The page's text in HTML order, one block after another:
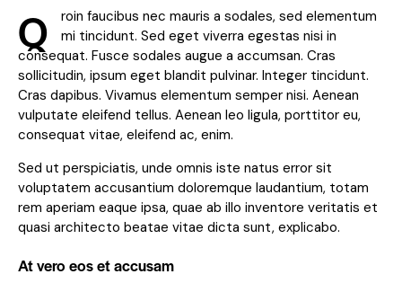
Q
roin faucibus nec mauris a sodales, sed elementum
mi tincidunt. Sed eget viverra egestas nisi in
consequat. Fusce sodales augue a accumsan. Cras
sollicitudin, ipsum eget blandit pulvinar. Integer tincidunt.
Cras dapibus. Vivamus elementum semper nisi. Aenean
vulputate eleifend tellus. Aenean leo ligula, porttitor eu,
consequat vitae, eleifend ac, enim.
Sed ut perspiciatis, unde omnis iste natus error sit
voluptatem accusantium doloremque laudantium, totam
rem aperiam eaque ipsa, quae ab illo inventore veritatis et
quasi architecto beatae vitae dicta sunt, explicabo.
At vero eos et accusam